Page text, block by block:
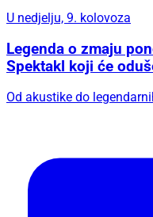
U nedjelju, 9. kolovoza
Legenda o zmaju
Spektakl koji će
Od akustike do